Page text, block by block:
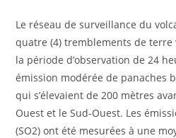
Le réseau de surveillance du
quatre (4) tremblements de terre
la période d’observation de 24
émission modérée de panaches
qui s’élevaient de 200 mètres
Ouest et le Sud-Ouest. Les
(SO2) ont été mesurées à une